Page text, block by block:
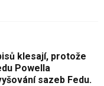
klesají, protože
Powella
sazeb Fedu.